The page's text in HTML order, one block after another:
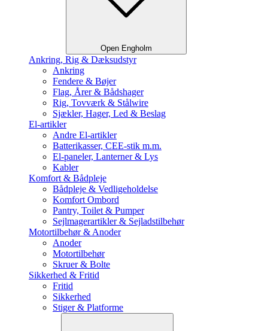
Open Engholm
Ankring, Rig & Dæksudstyr
Ankring
Fendere & Bøjer
Flag, Årer & Bådshager
Rig, Tovværk & Stålwire
Sjækler, Hager, Led & Beslag
El-artikler
Andre El-artikler
Batterikasser, CEE-stik m.m.
El-paneler, Lanterner & Lys
Kabler
Komfort & Bådpleje
Bådpleje & Vedligeholdelse
Komfort Ombord
Pantry, Toilet & Pumper
Sejlmagerartikler & Sejladstilbehør
Motortilbehør & Anoder
Anoder
Motortilbehør
Skruer & Bolte
Sikkerhed & Fritid
Fritid
Sikkerhed
Stiger & Platforme